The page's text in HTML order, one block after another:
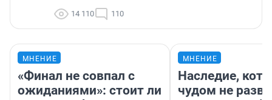
14 110 110
МНЕНИЕ
«Финал не совпал с
ожиданиями»: стоит ли
МНЕНИЕ
Наследие,
чудом не